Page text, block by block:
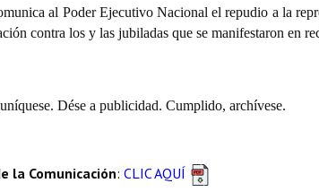
al Poder Ejecutivo Nacional el repudio a la
contra los y las jubiladas que se manifestaron en
Dése a publicidad. Cumplido, archívese.
la Comunicación: CLIC AQUÍ